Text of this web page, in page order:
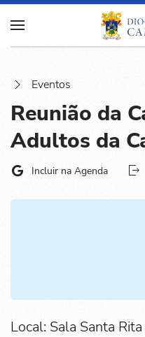
Eventos
Reunião da
Adultos da
Incluir na Agenda
Local: Sala Santa